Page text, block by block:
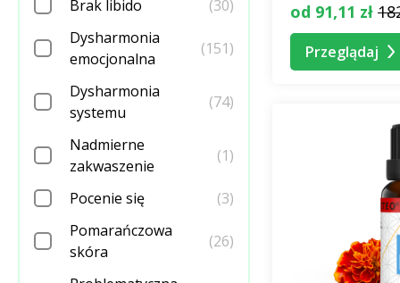
Brak libido
(30)
Dysharmonia
emocjonalna
(151)
Dysharmonia
systemu
(74)
Nadmierne
zakwaszenie
(1)
Pocenie się
(3)
Pomarańczowa
skóra
(26)
zastosowanie w
Najczęściej
Do
stymulujące
Jak
jest
olejku
zasadzie
od 91,11 zł
Przeglądaj